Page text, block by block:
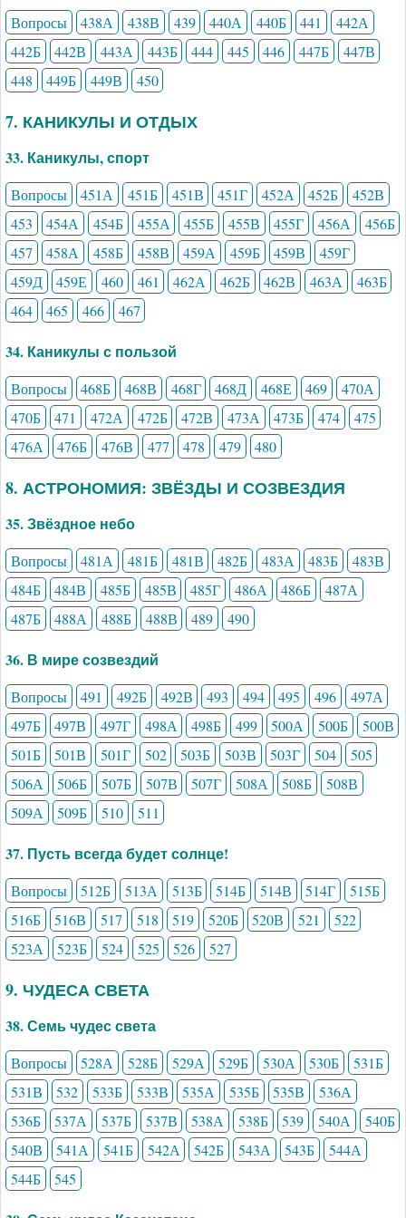
Вопросы 438А 438В 439 440А 440Б 441
442А
442Б
442В 443А 443Б 444 445 446 447Б
447В
448
449Б 449В 450
7. КАНИКУЛЫ И ОТДЫХ
33. Каникулы, спорт
Вопросы 451А 451Б 451В 451Г 452А 452Б
452В
453
454А 454Б 455А 455Б 455В 455Г 456А
456Б
457
458А 458Б 458В 459А 459Б 459В
459Г
459Д
459Е 460 461 462А 462Б 462В 463А
463Б
464
465 466 467
34. Каникулы с пользой
Вопросы 468Б 468В 468Г 468Д 468Е 469
470А
470Б
471 472А 472Б 472В 473А 473Б 474
475
476А
476Б 476В 477 478 479 480
8. АСТРОНОМИЯ: ЗВЁЗДЫ И СОЗВЕЗДИЯ
35. Звёздное небо
Вопросы 481А 481Б 481В 482Б 483А 483Б
483В
484Б
484В 485Б 485В 485Г 486А 486Б
487А
487Б
488А 488Б 488В 489 490
36. В мире созвездий
Вопросы 491 492Б 492В 493 494 495 496
497А
497Б
497В 497Г 498А 498Б 499 500А 500Б
500В
501Б
501В 501Г 502 503Б 503В 503Г 504
505
506А
506Б 507Б 507В 507Г 508А 508Б
508В
509А
509Б 510 511
37. Пусть всегда будет солнце!
Вопросы 512Б 513А 513Б 514Б 514В 514Г
515Б
516Б
516В 517 518 519 520Б 520В 521
522
523А
523Б 524 525 526 527
9. ЧУДЕСА СВЕТА
38. Семь чудес света
Вопросы 528А 528Б 529А 529Б 530А 530Б
531Б
531В
532 533Б 533В 535А 535Б 535В
536А
536Б
537А 537Б 537В 538А 538Б 539 540А
540Б
540В
541А 541Б 542А 542Б 543А 543Б
544А
544Б
545